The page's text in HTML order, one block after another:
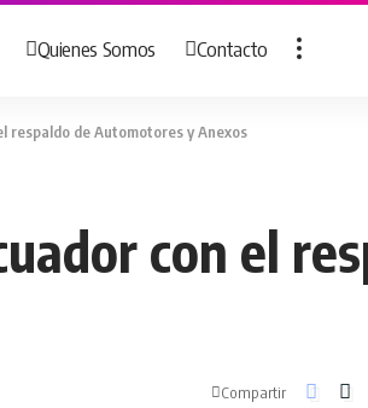
Quienes Somos Contacto
respaldo de Automotores y Anexos
con el
Compartir